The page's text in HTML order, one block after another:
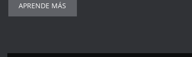
APRENDE MÁS